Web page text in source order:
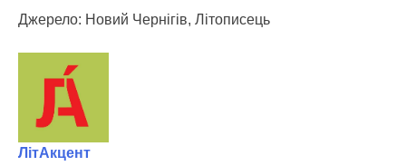
Джерело: Новий Чернігів, Літописець
ЛітАкцент